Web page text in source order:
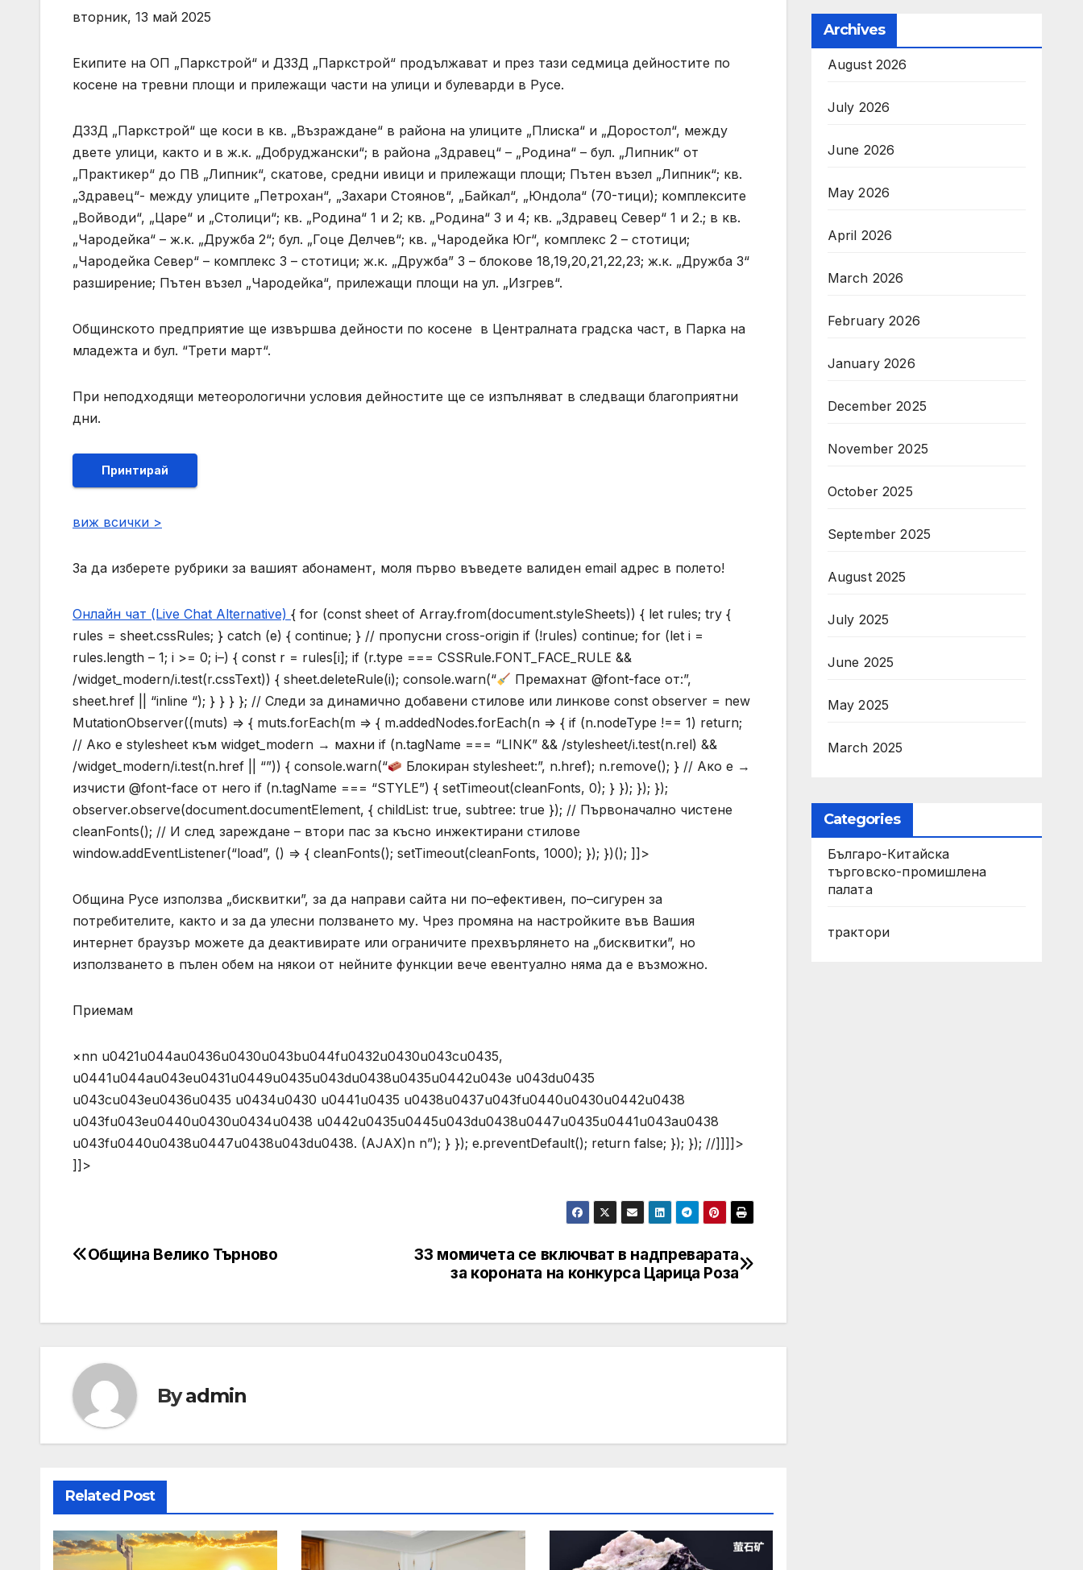
вторник, 13 май 2025
Екипите на ОП „Паркстрой“ и ДЗЗД „Паркстрой“ продължават и през тази седмица дейностите по
косене на тревни площи и прилежащи части на улици и булеварди в Русе.
ДЗЗД „Паркстрой“ ще коси в кв. „Възраждане“ в района на улиците „Плиска“ и „Доростол“, между
двете улици, както и в ж.к. „Добруджански“; в района „Здравец“ – „Родина“ – бул. „Липник“ от
„Практикер“ до ПВ „Липник“, скатове, средни ивици и прилежащи площи; Пътен възел „Липник“; кв.
„Здравец“- между улиците „Петрохан“, „Захари Стоянов“, „Байкал“, „Юндола“ (70-тици); комплексите
„Войводи“, „Царе“ и „Столици“; кв. „Родина“ 1 и 2; кв. „Родина“ 3 и 4; кв. „Здравец Север“ 1 и 2.; в кв.
„Чародейка“ – ж.к. „Дружба 2“; бул. „Гоце Делчев“; кв. „Чародейка Юг“, комплекс 2 – стотици;
„Чародейка Север“ – комплекс 3 – стотици; ж.к. „Дружба” 3 – блокове 18,19,20,21,22,23; ж.к. „Дружба 3“
разширение; Пътен възел „Чародейка“, прилежащи площи на ул. „Изгрев“.
Общинското предприятие ще извършва дейности по косене в Централната градска част, в Парка на
младежта и бул. “Трети март“.
При неподходящи метеорологични условия дейностите ще се изпълняват в следващи благоприятни
дни.
Принтирай
виж всички >
За да изберете рубрики за вашият абонамент, моля първо въведете валиден email адрес в полето!
Онлайн чат (Live Chat Alternative) { for (const sheet of Array.from(document.styleSheets)) { let rules; try {
rules = sheet.cssRules; } catch (e) { continue; } // пропусни cross-origin if (!rules) continue; for (let i =
rules.length – 1; i >= 0; i–) { const r = rules[i]; if (r.type === CSSRule.FONT_FACE_RULE &&
/widget_modern/i.test(r.cssText)) { sheet.deleteRule(i); console.warn(“
Премахнат @font-face от:”,
sheet.href || “inline “); } } } }; // Следи за динамично добавени стилове или линкове const observer = new
MutationObserver((muts) => { muts.forEach(m => { m.addedNodes.forEach(n => { if (n.nodeType !== 1) return;
// Ако е stylesheet към widget_modern → махни if (n.tagName === “LINK” && /stylesheet/i.test(n.rel) &&
/widget_modern/i.test(n.href || “”)) { console.warn(“
Блокиран stylesheet:”, n.href); n.remove(); } // Ако е →
изчисти @font-face от него if (n.tagName === “STYLE”) { setTimeout(cleanFonts, 0); } }); }); });
observer.observe(document.documentElement, { childList: true, subtree: true }); // Първоначално чистене
cleanFonts(); // И след зареждане – втори пас за късно инжектирани стилове
window.addEventListener(“load”, () => { cleanFonts(); setTimeout(cleanFonts, 1000); }); })(); ]]>
Община Русе използва „бисквитки”, за да направи сайта ни по–ефективен, по–сигурен за
потребителите, както и за да улесни ползването му. Чрез промяна на настройките във Вашия
интернет браузър можете да деактивирате или ограничите прехвърлянето на „бисквитки”, но
използването в пълен обем на някои от нейните функции вече евентуално няма да е възможно.
Приемам
×nn u0421u044au0436u0430u043bu044fu0432u0430u043cu0435,
u0441u044au043eu0431u0449u0435u043du0438u0435u0442u043e u043du0435
u043cu043eu0436u0435 u0434u0430 u0441u0435 u0438u0437u043fu0440u0430u0442u0438
u043fu043eu0440u0430u0434u0438 u0442u0435u0445u043du0438u0447u0435u0441u043au0438
u043fu0440u0438u0447u0438u043du0438. (AJAX)n n”); } }); e.preventDefault(); return false; }); }); //]]]]>
]]>
Post
33 момичета се включват в надпреварата
за короната на конкурса Царица Роза
Община Велико Търново
Byadmin
Related Post
Archives
August 2026
July 2026
June 2026
May 2026
April 2026
March 2026
February 2026
January 2026
December 2025
November 2025
October 2025
September 2025
August 2025
July 2025
June 2025
May 2025
March 2025
Categories
Българо-Китайска
търговско-промишлена
палата
трактори